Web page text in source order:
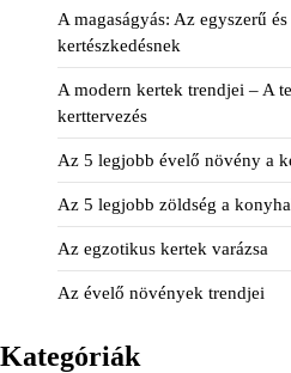
A magaságyás: Az egyszerű
kertészkedésnek
A modern kertek trendjei – A
kerttervezés
Az 5 legjobb évelő növény a
Az 5 legjobb zöldség a
Az egzotikus kertek varázsa
Az évelő növények trendjei
Kategóriák